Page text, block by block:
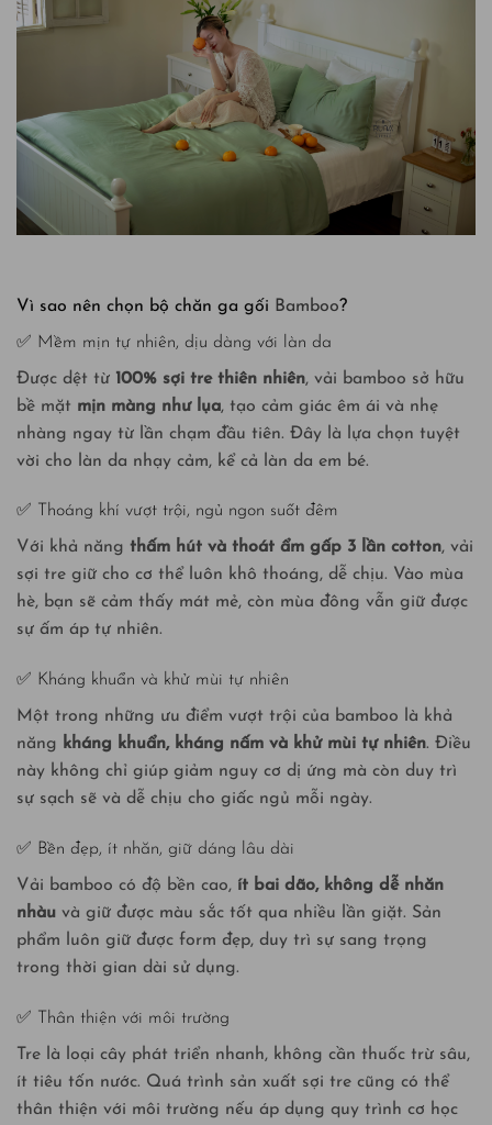
Vì sao nên chọn bộ chăn ga gối Bamboo?
✅ Mềm mịn tự nhiên, dịu dàng với làn da
Được dệt từ 100% sợi tre thiên nhiên, vải bamboo sở hữu
bề mặt mịn màng như lụa, tạo cảm giác êm ái và nhẹ
nhàng ngay từ lần chạm đầu tiên. Đây là lựa chọn tuyệt
vời cho làn da nhạy cảm, kể cả làn da em bé.
✅ Thoáng khí vượt trội, ngủ ngon suốt đêm
Với khả năng thấm hút và thoát ẩm gấp 3 lần cotton, vải
sợi tre giữ cho cơ thể luôn khô thoáng, dễ chịu. Vào mùa
hè, bạn sẽ cảm thấy mát mẻ, còn mùa đông vẫn giữ được
sự ấm áp tự nhiên.
✅ Kháng khuẩn và khử mùi tự nhiên
Một trong những ưu điểm vượt trội của bamboo là khả
năng kháng khuẩn, kháng nấm và khử mùi tự nhiên. Điều
này không chỉ giúp giảm nguy cơ dị ứng mà còn duy trì
sự sạch sẽ và dễ chịu cho giấc ngủ mỗi ngày.
✅ Bền đẹp, ít nhăn, giữ dáng lâu dài
Vải bamboo có độ bền cao, ít bai dão, không dễ nhăn
nhàu và giữ được màu sắc tốt qua nhiều lần giặt. Sản
phẩm luôn giữ được form đẹp, duy trì sự sang trọng
trong thời gian dài sử dụng.
✅ Thân thiện với môi trường
Tre là loại cây phát triển nhanh, không cần thuốc trừ sâu,
ít tiêu tốn nước. Quá trình sản xuất sợi tre cũng có thể
thân thiện với môi trường nếu áp dụng quy trình cơ học